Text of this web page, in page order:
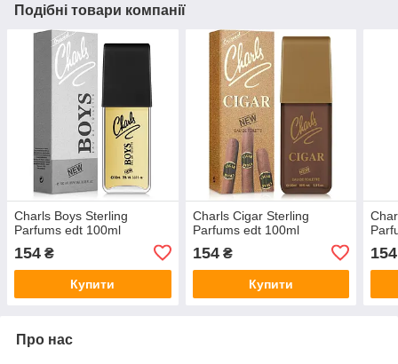
Подібні товари компанії
Charls Boys Sterling
Parfums edt 100ml
154 ₴
Купити
Charls Cigar Sterling
Parfums edt 100ml
154₴
Купити
154
Про нас